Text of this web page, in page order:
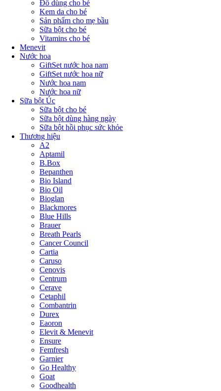
Đồ dùng cho bé
Kem da cho bé
Sản phẩm cho mẹ bầu
Sữa bột cho bé
Vitamins cho bé
Menevit
Nước hoa
GiftSet nước hoa nam
GiftSet nước hoa nữ
Nước hoa nam
Nước hoa nữ
Sữa bột Úc
Sữa bột cho bé
Sữa bột dùng hàng ngày
Sữa bột hồi phục sức khỏe
Thương hiệu
A2
Aptamil
B.Box
Bepanthen
Bio Island
Bio Oil
Bioglan
Blackmores
Blue Hills
Brauer
Breath Pearls
Cancer Council
Cartia
Caruso
Cenovis
Centrum
Cerave
Cetaphil
Combantrin
Durex
Eaoron
Elevit & Menevit
Ensure
Femfresh
Garnier
Go Healthy
Goat
Goodhealth